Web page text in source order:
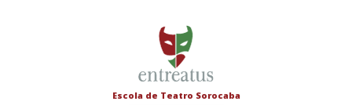
Escola de Teatro Sorocaba